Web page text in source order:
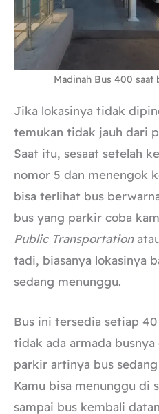
Madinah Bus 400
Jika lokasinya tidak
temukan tidak jauh dari
Saat itu, sesaat setelah
nomor 5 dan menengok
bisa terlihat bus
bus yang parkir coba
Public Transportation
tadi, biasanya lokasinya
sedang menunggu.
Bus ini tersedia setiap
tidak ada armada busnya
parkir artinya bus
Kamu bisa menunggu di
sampai bus kembali